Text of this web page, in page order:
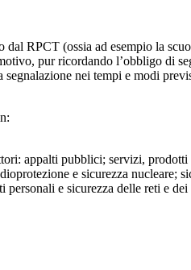
RPCT (ossia ad esempio la
pur ricordando l’obbligo di
nei tempi e modi
appalti pubblici; servizi,
e sicurezza nucleare;
personali e sicurezza delle reti e